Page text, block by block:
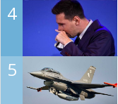
4
5